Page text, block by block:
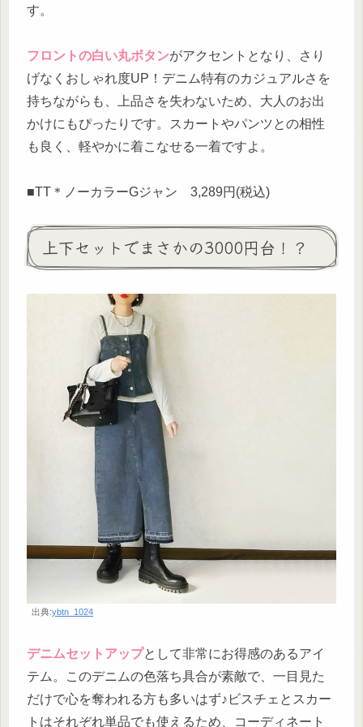
す。
フロントの白い丸ボタンがアクセントとなり、さり
げなくおしゃれ度UP！デニム特有のカジュアルさを
持ちながらも、上品さを失わないため、大人のお出
かけにもぴったりです。スカートやパンツとの相性
も良く、軽やかに着こなせる一着ですよ。
■TT＊ノーカラーGジャン 3,289円(税込)
上下セットでまさかの3000円台！？
出典:ybtn_1024
デニムセットアップとして非常にお得感のあるアイ
テム。このデニムの色落ち具合が素敵で、一目見た
だけで心を奪われる方も多いはず♪ビスチェとスカー
トはそれぞれ単品でも使えるため、コーディネート